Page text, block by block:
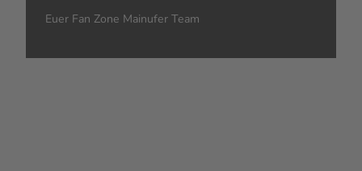
Euer Fan Zone Mainufer Team